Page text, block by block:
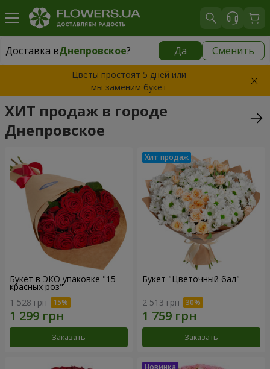
Доставка вДнепровское? Да Сменить
Доставка вДнепровское| бесплатно
Цветы простоят 5 дней или
мы заменим букет
ХИТ продаж в городе
Днепровское
Букет в ЭКО упаковке "15
красных роз"
1 528 грн
Заказать
Букет "Цветочный бал"
2 513 грн
Заказать